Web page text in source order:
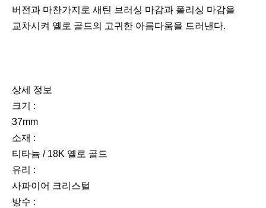
버전과 마찬가지로 새틴 브러싱 마감과 폴리싱 마감을
교차시켜 옐로 골드의 고귀한 아름다움을 드러낸다.
상세 정보
크기 :
37mm
소재 :
티타늄 / 18K 옐로 골드
유리 :
사파이어 크리스털
방수 :